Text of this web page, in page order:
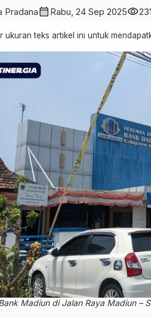
Pradanacalendar_month Rabu, 24 Sep 2025visibility231
ukuran teks artikel ini untuk
Madiun di Jalan Raya Madiun –